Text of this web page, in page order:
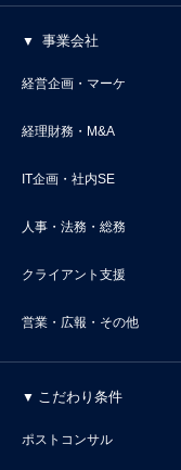
事業会社
経営企画・マーケ
経理財務・M&A
IT企画・社内SE
人事・法務・総務
クライアント支援
営業・広報・その他
こだわり条件
ポストコンサル